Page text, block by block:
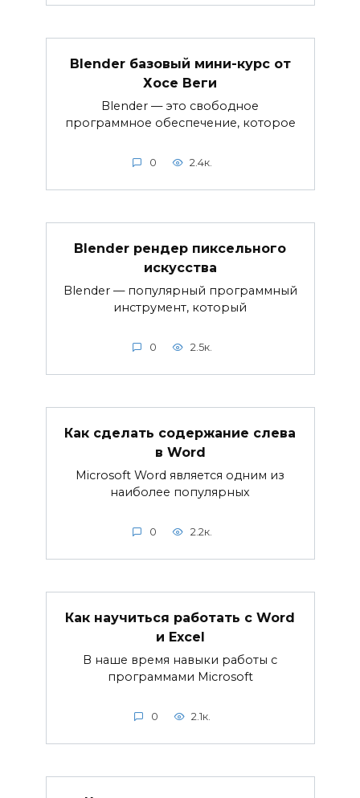
Blender базовый мини-курс от
Хосе Веги
Blender — это свободное
программное обеспечение, которое
0 2.4к.
Blender рендер пиксельного
искусства
Blender — популярный программный
инструмент, который
0 2.5к.
Как сделать содержание слева
в Word
Microsoft Word является одним из
наиболее популярных
0 2.2к.
Как научиться работать с Word
и Excel
В наше время навыки работы с
программами Microsoft
0 2.1к.